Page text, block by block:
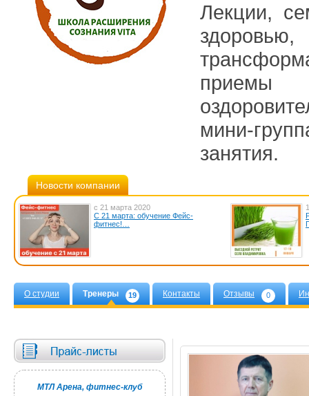
Лекции,
приемы
мини-
занятия.
Новости компании
с 21 марта 2020
С 21 марта: обучение Фейс-
фитнес!…
О студии Тренеры 19 Контакты Отзывы 0
МТЛ Арена, фитнес-клуб